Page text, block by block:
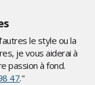
le style ou la
je vous aiderai à
passion à fond.
47."